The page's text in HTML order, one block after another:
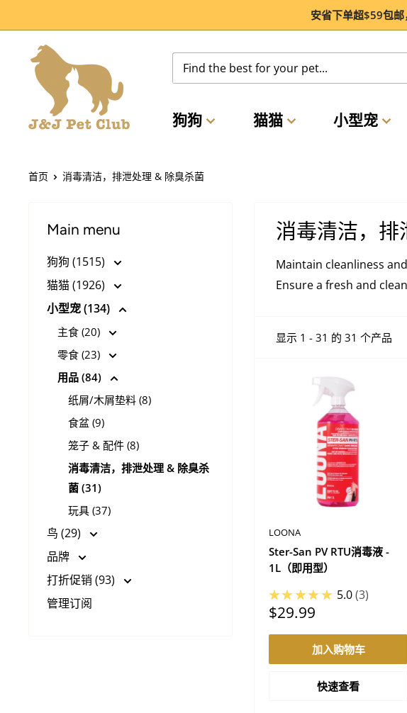
到
安省下单超$59包邮
狗狗 猫猫 小型宠
首页 消毒清洁，排泄处理 & 除臭杀菌
Main menu
狗狗 (1515)
猫猫 (1926)
小型宠 (134)
主食 (20)
零食 (23)
用品 (84)
纸屑/木屑垫料 (8)
食盆 (9)
笼子 & 配件 (8)
消毒清洁，排泄处理 & 除臭杀
菌 (31)
玩具 (37)
鸟 (29)
品牌
打折促销 (93)
管理订阅
消毒清洁，排
Maintain cleanliness
Ensure a fresh and
显示 1 - 31 的 31 个产品
LOONA
Ster-San PV RTU消毒液 -
1L（即用型）
★★★★★ 5.0 3
促
价
$29.99
加入购物车
快速查看